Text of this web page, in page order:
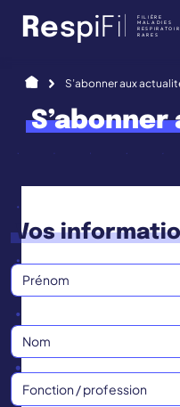
RespiFi FILIÈRE
MALADIES
RARES
AccueilS’abonner aux
Vos